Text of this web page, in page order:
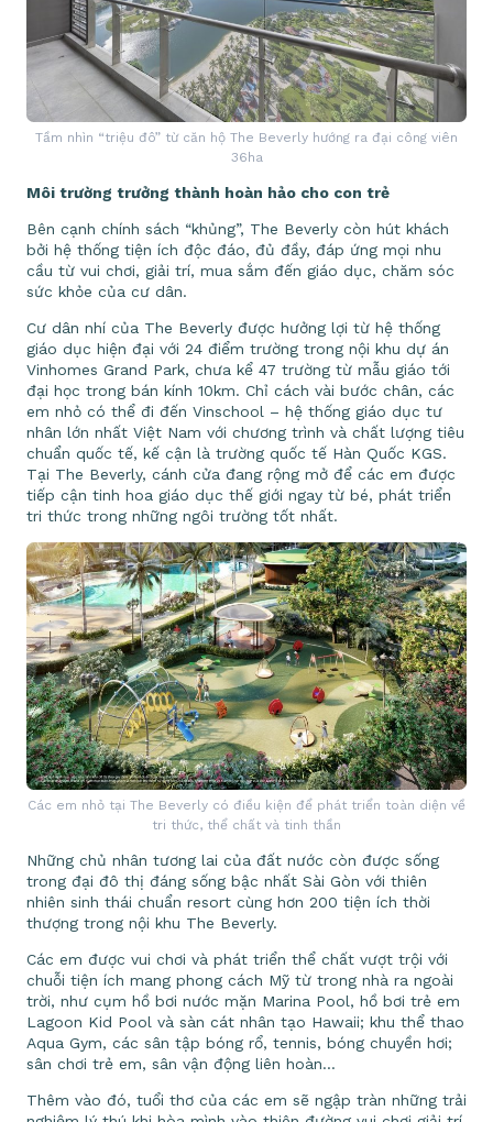
Tầm nhìn “triệu đô” từ căn hộ The Beverly hướng ra đại công viên
36ha
Môi trường trưởng thành hoàn hảo cho con trẻ
Bên cạnh chính sách “khủng”, The Beverly còn hút khách
bởi hệ thống tiện ích độc đáo, đủ đầy, đáp ứng mọi nhu
cầu từ vui chơi, giải trí, mua sắm đến giáo dục, chăm sóc
sức khỏe của cư dân.
Cư dân nhí của The Beverly được hưởng lợi từ hệ thống
giáo dục hiện đại với 24 điểm trường trong nội khu dự án
Vinhomes Grand Park, chưa kể 47 trường từ mẫu giáo tới
đại học trong bán kính 10km. Chỉ cách vài bước chân, các
em nhỏ có thể đi đến Vinschool – hệ thống giáo dục tư
nhân lớn nhất Việt Nam với chương trình và chất lượng tiêu
chuẩn quốc tế, kế cận là trường quốc tế Hàn Quốc KGS.
Tại The Beverly, cánh cửa đang rộng mở để các em được
tiếp cận tinh hoa giáo dục thế giới ngay từ bé, phát triển
tri thức trong những ngôi trường tốt nhất.
Các em nhỏ tại The Beverly có điều kiện để phát triển toàn diện về
tri thức, thể chất và tinh thần
Những chủ nhân tương lai của đất nước còn được sống
trong đại đô thị đáng sống bậc nhất Sài Gòn với thiên
nhiên sinh thái chuẩn resort cùng hơn 200 tiện ích thời
thượng trong nội khu The Beverly.
Các em được vui chơi và phát triển thể chất vượt trội với
chuỗi tiện ích mang phong cách Mỹ từ trong nhà ra ngoài
trời, như cụm hồ bơi nước mặn Marina Pool, hồ bơi trẻ em
Lagoon Kid Pool và sàn cát nhân tạo Hawaii; khu thể thao
Aqua Gym, các sân tập bóng rổ, tennis, bóng chuyền hơi;
sân chơi trẻ em, sân vận động liên hoàn…
Thêm vào đó, tuổi thơ của các em sẽ ngập tràn những trải